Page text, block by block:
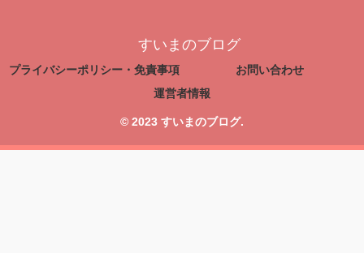
すいまのブログ
プライバシーポリシー・免責事項
お問い合わせ
運営者情報
© 2023 すいまのブログ.